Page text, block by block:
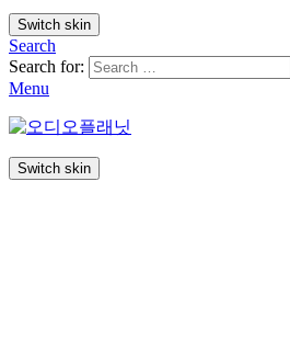
Switch skin
Search
Search for:
Menu
Switch skin